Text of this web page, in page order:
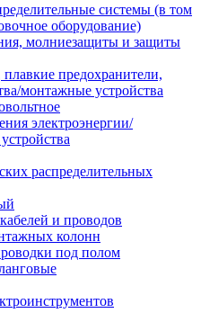
системы (в том
оборудование)
молниезащиты и защиты
предохранители,
монтажные устройства
электроэнергии/
распределительных
и проводов
колонн
под полом